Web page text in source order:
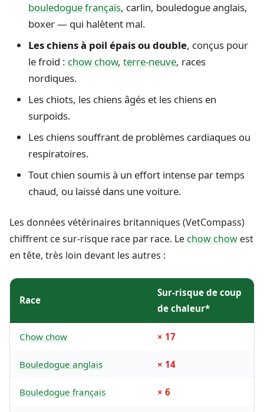
bouledogue français, carlin, bouledogue anglais,
boxer — qui halètent mal.
Les chiens à poil épais ou double, conçus pour
le froid : chow chow, terre-neuve, races
nordiques.
Les chiots, les chiens âgés et les chiens en
surpoids.
Les chiens souffrant de problèmes cardiaques ou
respiratoires.
Tout chien soumis à un effort intense par temps
chaud, ou laissé dans une voiture.
Les données vétérinaires britanniques (VetCompass)
chiffrent ce sur-risque race par race. Lechow chow est
en tête, très loin devant les autres :
Race
Sur-risque de coup
de chaleur*
Chow chow × 17
Bouledogue anglais × 14
Bouledogue français × 6